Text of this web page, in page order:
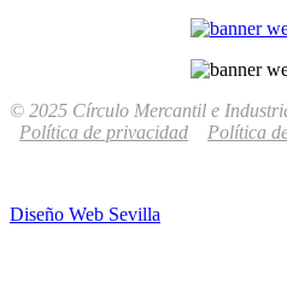
© 2025 Círculo Mercantil e
Política de privacidad
Política
Diseño Web Sevilla